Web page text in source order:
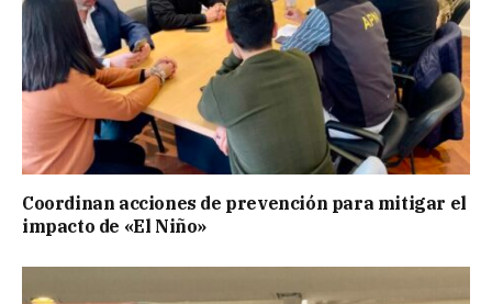
Coordinan acciones de prevención para mitigar el
impacto de «El Niño»